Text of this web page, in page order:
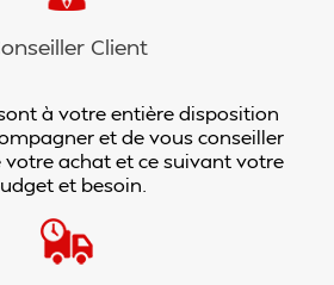
Client
à votre entière disposition
et de vous conseiller
votre achat et ce suivant votre
et besoin.